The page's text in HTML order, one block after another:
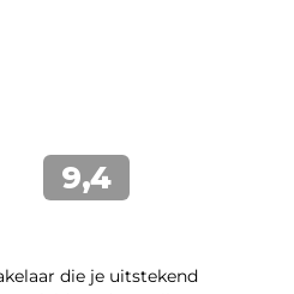
die je uitstekend